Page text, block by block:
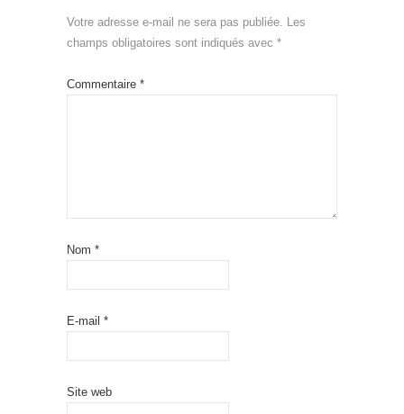
Votre adresse e-mail ne sera pas publiée. Les
champs obligatoires sont indiqués avec *
Commentaire *
Nom *
E-mail *
Site web